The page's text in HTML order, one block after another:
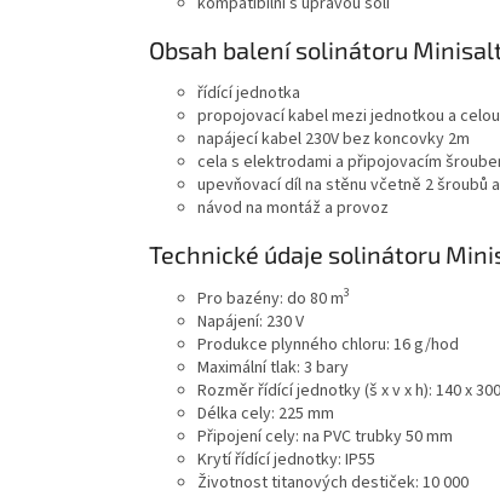
Obsah balení solinátoru Minisalt
řídící jednotka
propojovací kabel mezi jednotkou a
napájecí kabel 230V bez koncovky 2m
cela s elektrodami a připojovacím
upevňovací díl na stěnu včetně 2 šroubů
návod na montáž a provoz
Technické údaje solinátoru
Pro bazény: do 80 m3
Napájení: 230 V
Produkce plynného chloru: 16 g/hod
Maximální tlak: 3 bary
Rozměr řídící jednotky (š x v x h): 140 x
Délka cely: 225 mm
Připojení cely: na PVC trubky 50 mm
Krytí řídící jednotky: IP55
Životnost titanových destiček: 10 000